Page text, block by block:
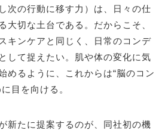
次の行動に移す力）は、日々の仕
大切な土台である。だからこそ、
キンケアと同じく、日常のコンデ
して捉えたい。肌や体の変化に気
めるように、これからは“脳のコン
に目を向ける。
新たに提案するのが、同社初の機